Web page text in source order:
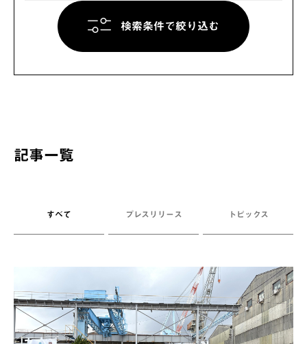
検索条件で絞り込む
記事一覧
すべて プレスリリース トピックス